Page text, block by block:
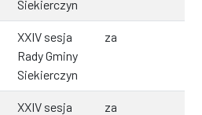
Siekierczyn
XXIV sesja
Rady Gminy
Siekierczyn
za
XXIV sesja
za